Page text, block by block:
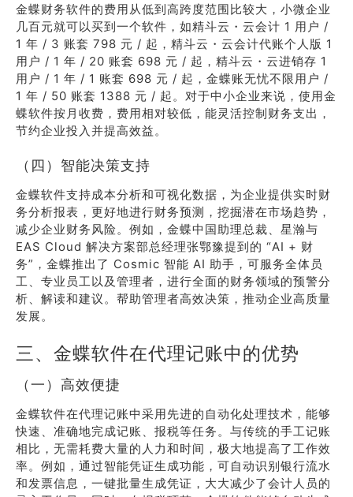
金蝶财务软件的费用从低到高跨度范围比较大，小微企业
几百元就可以买到一个软件，如精斗云・云会计 1 用户 /
1 年 / 3 账套 798 元 / 起，精斗云・云会计代账个人版 1
用户 / 1 年 / 20 账套 698 元 / 起，精斗云・云进销存 1
用户 / 1 年 / 1 账套 698 元 / 起，金蝶账无忧不限用户 /
1 年 / 50 账套 1388 元 / 起。对于中小企业来说，使用金
蝶软件按月收费，费用相对较低，能灵活控制财务支出，
节约企业投入并提高效益。
（四）智能决策支持
金蝶软件支持成本分析和可视化数据，为企业提供实时财
务分析报表，更好地进行财务预测，挖掘潜在市场趋势，
减少企业财务风险。例如，金蝶中国助理总裁、星瀚与
EAS Cloud 解决方案部总经理张鄂豫提到的 “AI + 财
务”，金蝶推出了 Cosmic 智能 AI 助手，可服务全体员
工、专业员工以及管理者，进行全面的财务领域的预警分
析、解读和建议。帮助管理者高效决策，推动企业高质量
发展。
三、金蝶软件在代理记账中的优势
（一）高效便捷
金蝶软件在代理记账中采用先进的自动化处理技术，能够
快速、准确地完成记账、报税等任务。与传统的手工记账
相比，无需耗费大量的人力和时间，极大地提高了工作效
率。例如，通过智能凭证生成功能，可自动识别银行流水
和发票信息，一键批量生成凭证，大大减少了会计人员的